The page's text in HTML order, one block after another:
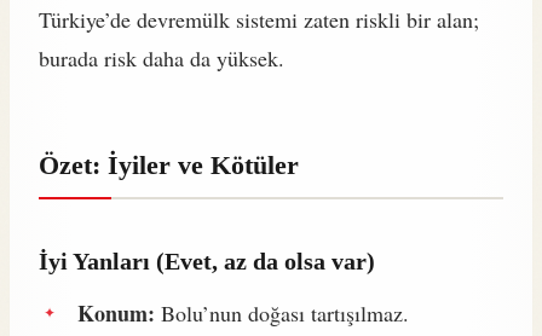
Türkiye’de devremülk sistemi zaten riskli bir alan;
burada risk daha da yüksek.
Özet: İyiler ve Kötüler
İyi Yanları (Evet, az da olsa var)
Konum: Bolu’nun doğası tartışılmaz.